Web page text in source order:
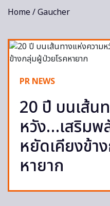
Home/ Gaucher
PR NEWS
20 ปี บนเส้น
หวัง…เสริมพ
หยัดเคียงข้า
หายาก